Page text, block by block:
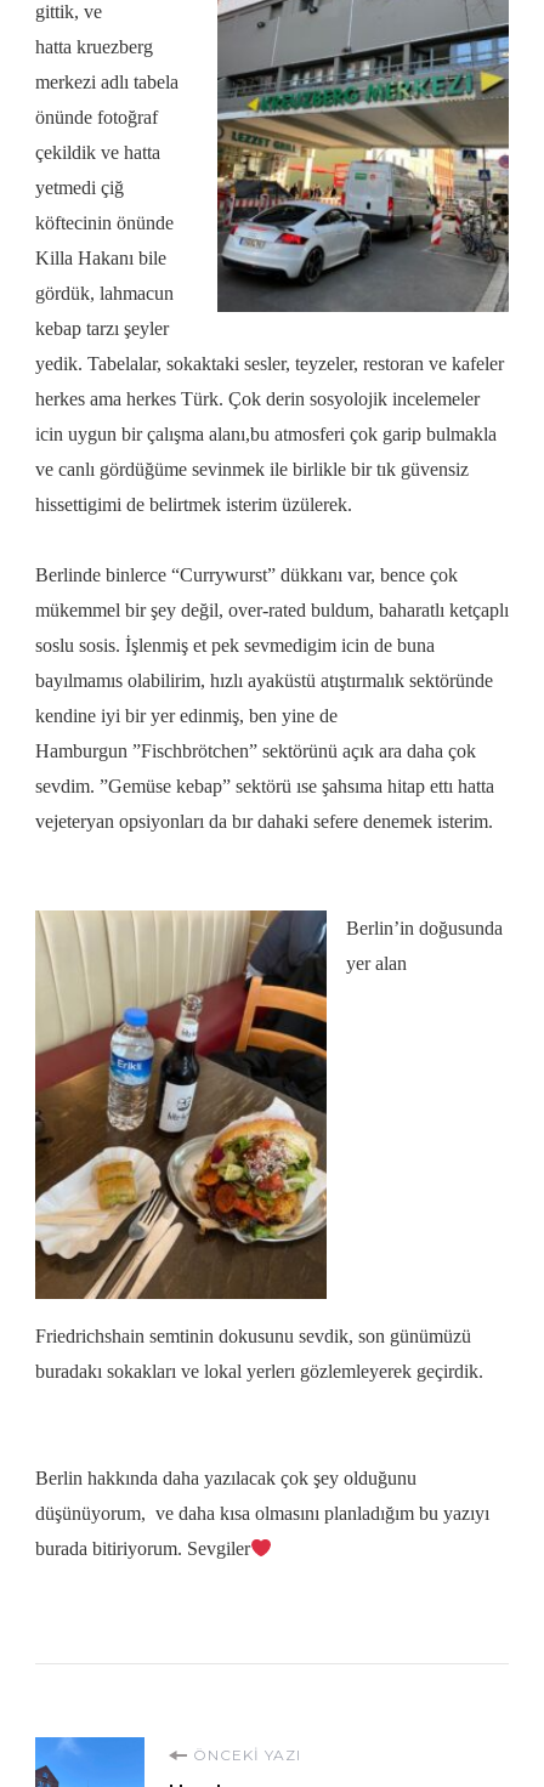
gittik, ve
hatta kruezberg
merkezi adlı tabela
önünde fotoğraf
çekildik ve hatta
yetmedi çiğ
köftecinin önünde
Killa Hakanı bile
gördük, lahmacun
kebap tarzı şeyler
yedik. Tabelalar, sokaktaki sesler, teyzeler, restoran ve kafeler
herkes ama herkes Türk. Çok derin sosyolojik incelemeler
icin uygun bir çalışma alanı,bu atmosferi çok garip bulmakla
ve canlı gördüğüme sevinmek ile birlikle bir tık güvensiz
hissettigimi de belirtmek isterim üzülerek.
Berlinde binlerce “Currywurst” dükkanı var, bence çok
mükemmel bir şey değil, over-rated buldum, baharatlı ketçaplı
soslu sosis. İşlenmiş et pek sevmedigim icin de buna
bayılmamıs olabilirim, hızlı ayaküstü atıştırmalık sektöründe
kendine iyi bir yer edinmiş, ben yine de
Hamburgun ”Fischbrötchen” sektörünü açık ara daha çok
sevdim. ”Gemüse kebap” sektörü ıse şahsıma hitap ettı hatta
vejeteryan opsiyonları da bır dahaki sefere denemek isterim.
Berlin’in doğusunda
yer alan
Friedrichshain semtinin dokusunu sevdik, son günümüzü
buradakı sokakları ve lokal yerlerı gözlemleyerek geçirdik.
Berlin hakkında daha yazılacak çok şey olduğunu
düşünüyorum, ve daha kısa olmasını planladığım bu yazıyı
burada bitiriyorum. Sevgiler
Yazı ÖNCEKI YAZI